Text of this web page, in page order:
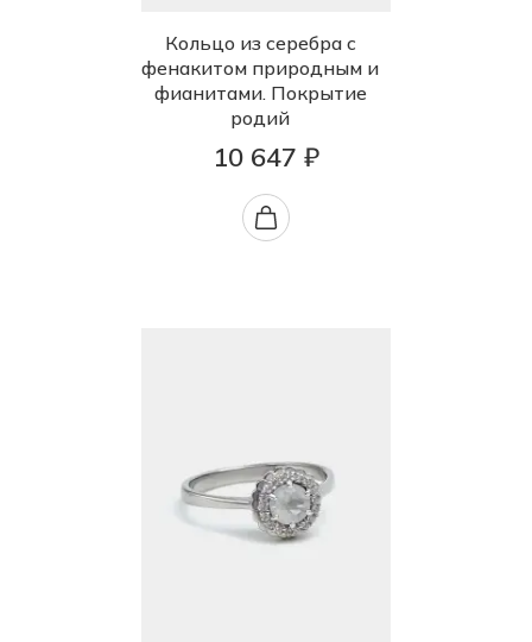
Кольцо из серебра с
фенакитом природным и
фианитами. Покрытие
родий
10 647 ₽